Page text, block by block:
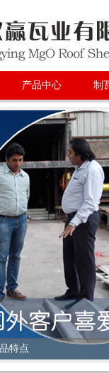
产品中心 制
特点